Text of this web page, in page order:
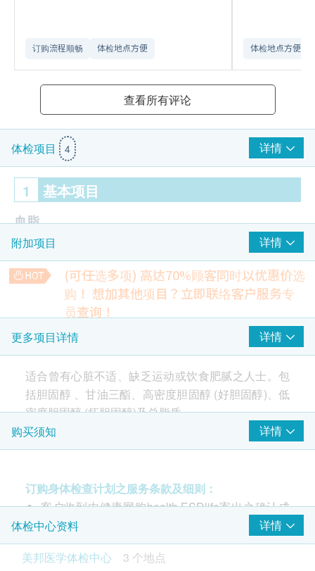
订购流程顺畅 体检地点方便 体检地点方便
查看所有评论
体检项目 4 详情
1 基本项目
血脂
总胆固醇
甘油三酯
高密度胆固醇
低密度胆固醇
附加项目 详情
(可任选多项) 高达70%顾客同时以优惠价选
购！ 想加其他项目？立即联络客户服务专
员查询！
癌症指标19.9 (胰脏)
胰臟癌指標
380.0
4合1心血管疾病伸延检查
检查能反映患多种心血管疾病的可能性、预测中风危险及血凝
HK$600.0
胃癌指標
HK$ 380.0
癌胚抗原 CEA (肠)
結腸癌指標
HK$380.0
更多项目详情 详情
适合曾有心脏不适、缺乏运动或饮食肥腻之人士。包
括胆固醇 、甘油三酯、高密度胆固醇 (好胆固醇)、低
密度胆固醇 (坏胆固醇)及总脂质。
包括胆固醇 、甘油三酯、高密度胆固醇 (好胆固醇)、
注意事项:
- 请详阅以下「条款及细则」了解更多服务需知及注
意事项
购买须知 详情
订购身体检查计划之服务条款及细则：
客户收到由健康网购health.ESDlife寄出之确认成
功付款电邮后，美邦医学体检中心将于随后1-2个
工作天的办公时间内，致电客户预约身体检查的时
间及地点。客户亦可致电查询或在订单确认后1个
体检中心资料
详情
美邦医学体检中心
3 个地点